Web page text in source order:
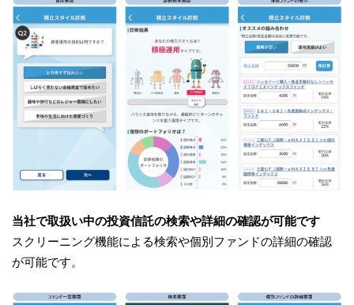
当社で取扱い中の投資信託の検索や詳細の確認が可能です
スクリーニング機能による検索や個別ファンドの詳細の確認
が可能です。